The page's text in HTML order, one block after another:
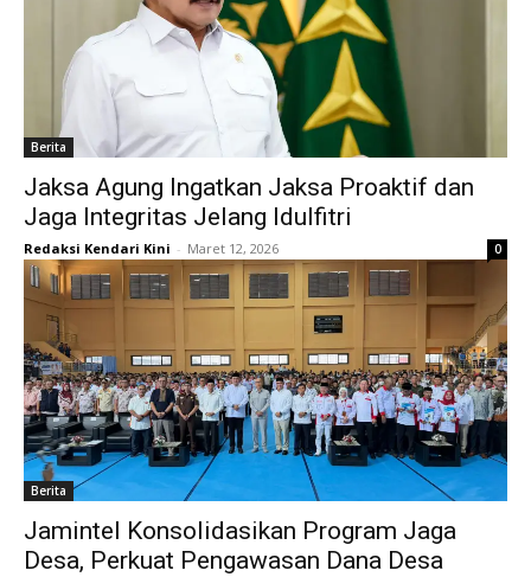
Berita
Jaksa Agung Ingatkan Jaksa Proaktif dan
Jaga Integritas Jelang Idulfitri
Redaksi Kendari Kini - Maret 12, 2026 0
Berita
Jamintel Konsolidasikan Program Jaga
Desa, Perkuat Pengawasan Dana Desa